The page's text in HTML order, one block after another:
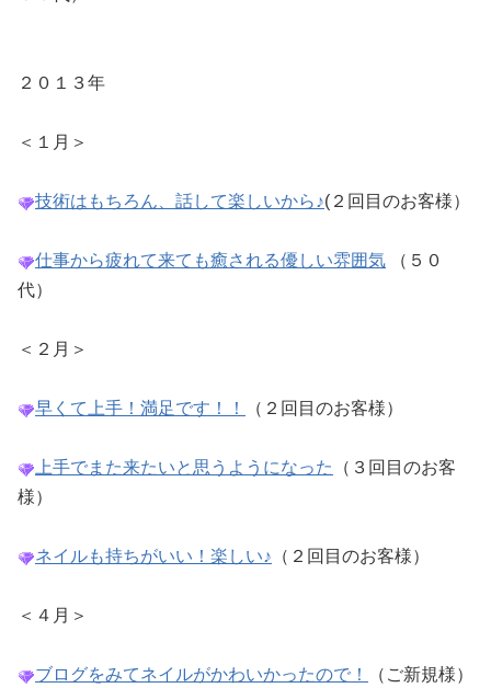
２ ０１３年
＜１月＞
技術はもちろん、話して楽しいから♪(２回目のお客様）
仕事から疲れて来ても癒される優しい雰囲気
（５０
代）
＜２月＞
早くて上手！満足です！！ （２回目のお客様）
上手でまた来たいと思うようになった
（３回目のお客
様）
ネイルも持ちがいい！楽しい♪ （２回目のお客様）
＜４月＞
ブログをみてネイルがかわいかったので！ （ご新規様）